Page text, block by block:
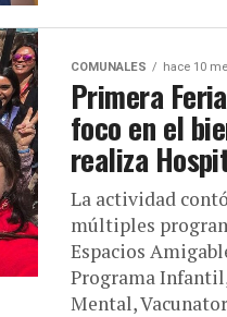
COMUNALES hace 10
Primera
foco en el
realiza
La actividad
múltiples
Espacios
Programa
Mental,